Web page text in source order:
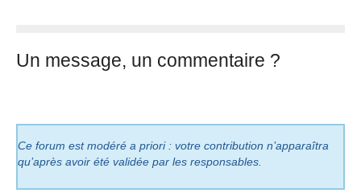
Un message, un commentaire ?
Ce forum est modéré a priori : votre contribution n’apparaîtra
qu’après avoir été validée par les responsables.